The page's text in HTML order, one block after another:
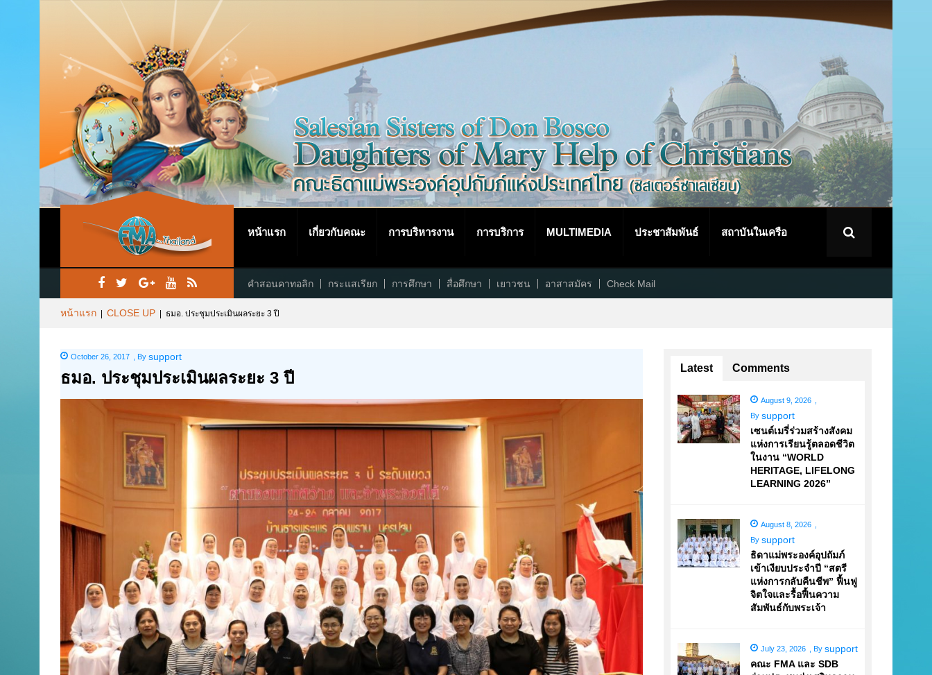
หน้าแรก เกี่ยวกับคณะ การบริหารงาน การบริการ MULTIMEDIA ประชาสัมพันธ์ สถาบันในเครือ
คำสอนคาทอลิก กระแสเรียก การศึกษา สื่อศึกษา เยาวชน อาสาสมัคร Check Mail
หน้าแรก CLOSE UP ธมอ. ประชุมประเมินผลระยะ 3 ปี
October 26, 2017 By support
ธมอ. ประชุมประเมินผลระยะ 3 ปี
Latest Comments
August 9, 2026
By support
เซนต์เมรี่ร่วมสร้างสังคม
แห่งการเรียนรู้ตลอดชีวิต
ในงาน “WORLD
HERITAGE, LIFELONG
LEARNING 2026”
August 8, 2026
By support
ธิดาแม่พระองค์อุปถัมภ์
เข้าเงียบประจำปี “สตรี
แห่งการกลับคืนชีพ” ฟื้นฟู
จิตใจและรื้อฟื้นความ
สัมพันธ์กับพระเจ้า
July 23, 2026 By support
คณะ FMA และ SDB